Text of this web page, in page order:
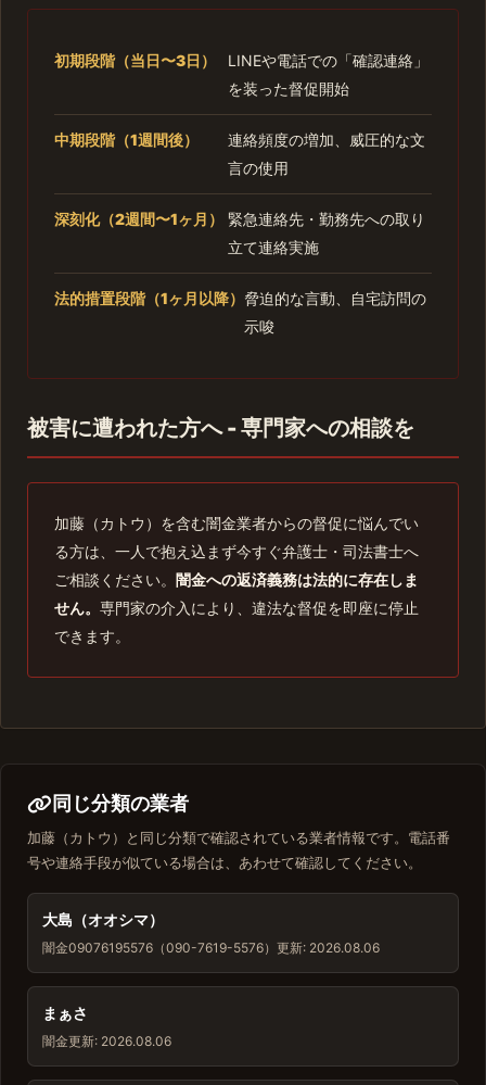
初期段階（当日〜3日）
LINEや電話での「確認連絡」
を装った督促開始
中期段階（1週間後）
連絡頻度の増加、威圧的な文
言の使用
深刻化（2週間〜1ヶ月）
緊急連絡先・勤務先への取り
立て連絡実施
法的措置段階（1ヶ月以降） 脅迫的な言動、自宅訪問の
示唆
被害に遭われた方へ - 専門家への相談を
加藤（カトウ）を含む闇金業者からの督促に悩んでい
る方は、一人で抱え込まず今すぐ弁護士・司法書士へ
ご相談ください。 闇金への返済義務は法的に存在しま
せん。 専門家の介入により、違法な督促を即座に停止
できます。
同じ分類の業者
加藤（カトウ）と同じ分類で確認されている業者情報です。電話番
号や連絡手段が似ている場合は、あわせて確認してください。
大島（オオシマ）
闇金09076195576（090-7619-5576） 更新: 2026.08.06
まぁさ
闇金更新: 2026.08.06